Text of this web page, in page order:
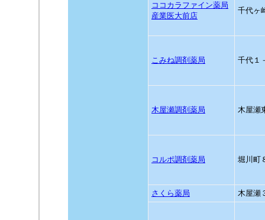
ココカラファイン薬局
産業医大前店
千代ヶ
こみね調剤薬局 千代１
木屋瀬調剤薬局 木屋瀬
コルポ調剤薬局 堀川町
さくら薬局 木屋瀬